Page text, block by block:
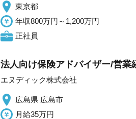
東京都
年収800万円～1,200万円
正社員
法人向け保険アドバイザー/営
エヌディック株式会社
広島県 広島市
月給35万円